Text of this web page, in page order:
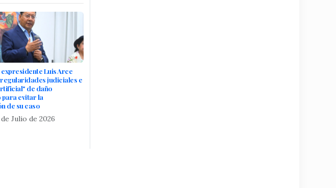
Luis Arce
judiciales e
de daño
evitar la
de su caso
Julio de 2026